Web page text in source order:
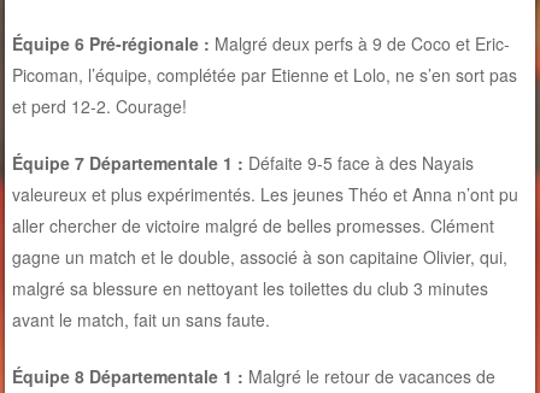
Équipe 6 Pré-régionale : Malgré deux perfs à 9 de Coco et Eric-
Picoman, l’équipe, complétée par Etienne et Lolo, ne s’en sort pas
et perd 12-2. Courage!
Équipe 7 Départementale 1 : Défaite 9-5 face à des Nayais
valeureux et plus expérimentés. Les jeunes Théo et Anna n’ont pu
aller chercher de victoire malgré de belles promesses. Clément
gagne un match et le double, associé à son capitaine Olivier, qui,
malgré sa blessure en nettoyant les toilettes du club 3 minutes
avant le match, fait un sans faute.
Équipe 8 Départementale 1 : Malgré le retour de vacances de